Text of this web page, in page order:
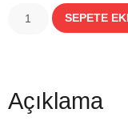
SEPETE
Açıklama